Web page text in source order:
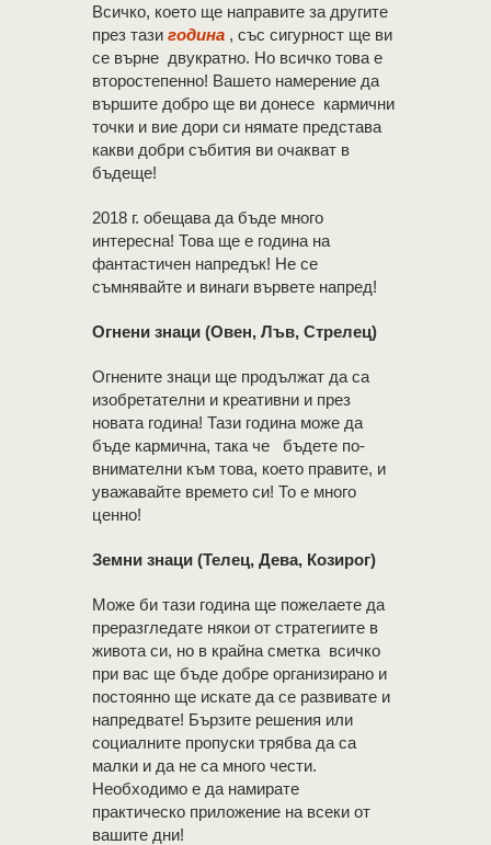
Всичко, което ще направите за другите
през тази година , със сигурност ще ви
се върне двукратно. Но всичко това е
второстепенно! Вашето намерение да
вършите добро ще ви донесе кармични
точки и вие дори си нямате представа
какви добри събития ви очакват в
бъдеще!
2018 г. обещава да бъде много
интересна! Това ще е година на
фантастичен напредък! Не се
съмнявайте и винаги вървете напред!
Огнени знаци (Овен, Лъв, Стрелец)
Огнените знаци ще продължат да са
изобретателни и креативни и през
новата година! Тази година може да
бъде кармична, така че бъдете по-
внимателни към това, което правите, и
уважавайте времето си! То е много
ценно!
Земни знаци (Телец, Дева, Козирог)
Може би тази година ще пожелаете да
преразгледате някои от стратегиите в
живота си, но в крайна сметка всичко
при вас ще бъде добре организирано и
постоянно ще искате да се развивате и
напредвате! Бързите решения или
социалните пропуски трябва да са
малки и да не са много чести.
Необходимо е да намирате
практическо приложение на всеки от
вашите дни!